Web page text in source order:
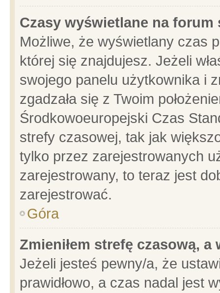
Czasy wyświetlane na forum
Możliwe, że wyświetlany czas
której się znajdujesz. Jeżeli
swojego panelu użytkownika i
zgadzała się z Twoim
Środkowoeuropejski Czas
strefy czasowej, tak jak
tylko przez zarejestrowanych
zarejestrowany, to teraz jest
zarejestrować.
Góra
Zmieniłem strefę czasową,
Jeżeli jesteś pewny/a, że
prawidłowo, a czas nadal jest